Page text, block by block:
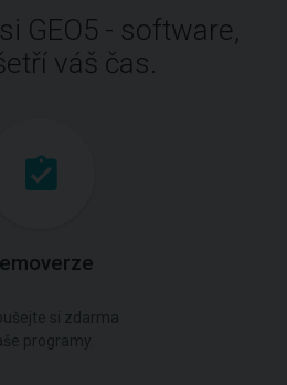
GEO5 - software,
váš čas.